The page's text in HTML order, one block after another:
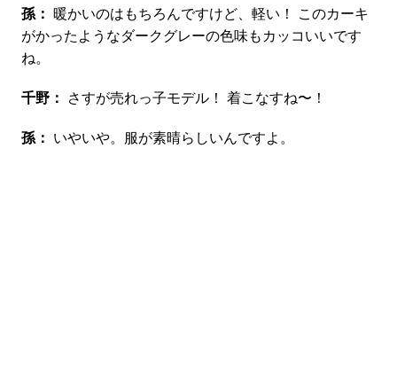
孫： 暖かいのはもちろんですけど、軽い！ このカーキ
がかったようなダークグレーの色味もカッコいいです
ね。
千野： さすが売れっ子モデル！ 着こなすね〜！
孫： いやいや。服が素晴らしいんですよ。